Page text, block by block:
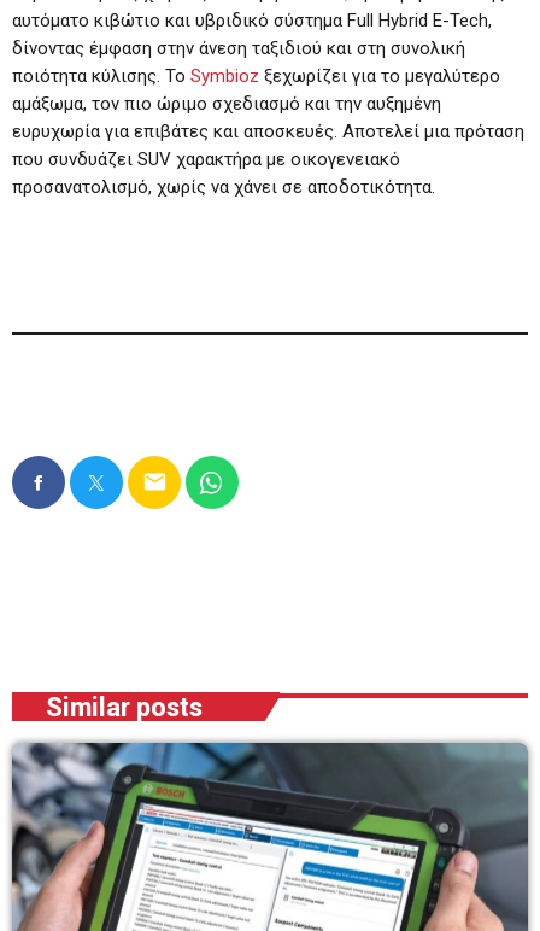
αυτόματο κιβώτιο και υβριδικό σύστημα Full Hybrid E-Tech,
δίνοντας έμφαση στην άνεση ταξιδιού και στη συνολική
ποιότητα κύλισης. Το Symbioz ξεχωρίζει για το μεγαλύτερο
αμάξωμα, τον πιο ώριμο σχεδιασμό και την αυξημένη
ευρυχωρία για επιβάτες και αποσκευές. Αποτελεί μια πρόταση
που συνδυάζει SUV χαρακτήρα με οικογενειακό
προσανατολισμό, χωρίς να χάνει σε αποδοτικότητα.
email
Similar posts